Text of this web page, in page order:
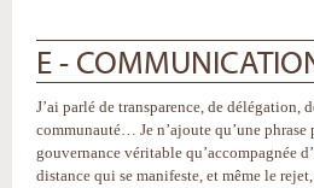
E -
J’ai parlé de transparence, de délégation,
communauté… Je n’ajoute qu’une phrase
gouvernance véritable qu’accompagnée
distance qui se manifeste, et même le